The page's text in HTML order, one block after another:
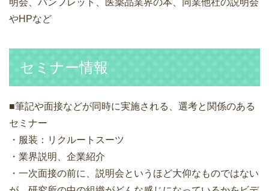
明会、パンフレット、医薬品業界の本、同業他社の説明会
やHPなど
セミナー情報
■筆記や面接などが同時に実施される、選考と関係のある
セミナー
・服装：リクルートスーツ
・業界説明、企業紹介
・一次面接の前に、説明会というほど大仰なものではない